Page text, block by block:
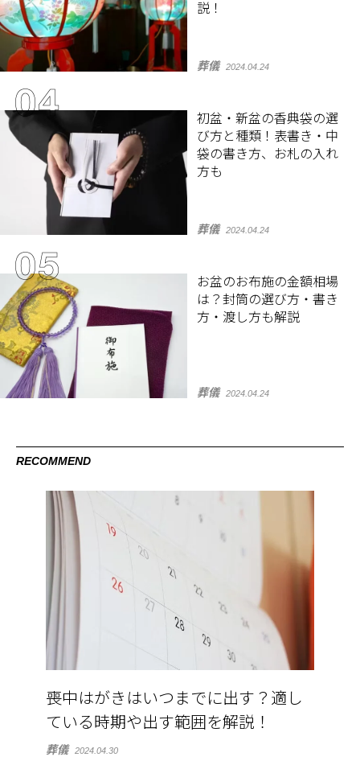
説！
葬儀 2024.04.24
初盆・新盆の香典袋の選
び方と種類！表書き・中
袋の書き方、お札の入れ
方も
葬儀 2024.04.24
お盆のお布施の金額相場
は？封筒の選び方・書き
方・渡し方も解説
葬儀 2024.04.24
RECOMMEND
喪中はがきはいつまでに出す？適し
ている時期や出す範囲を解説！
葬儀 2024.04.30